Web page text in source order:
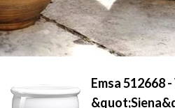
Emsa 512668